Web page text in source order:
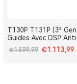
T130P T131P (3ª
Guides Avec DSP
Eiffel, Le Louvre,
€1.599,99 €1.113,99